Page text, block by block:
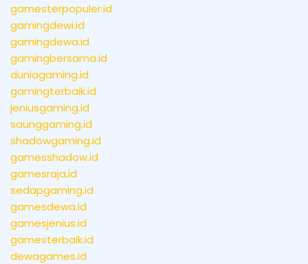
gamesterpopuler.id
gamingdewi.id
gamingdewa.id
gamingbersama.id
duniagaming.id
gamingterbaik.id
jeniusgaming.id
saunggaming.id
shadowgaming.id
gamesshadow.id
gamesraja.id
sedapgaming.id
gamesdewa.id
gamesjenius.id
gamesterbaik.id
dewagames.id